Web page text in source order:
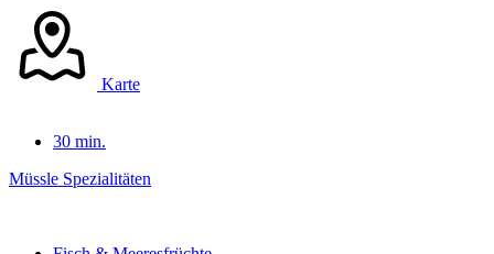
Karte
30 min.
Müssle Spezialitäten